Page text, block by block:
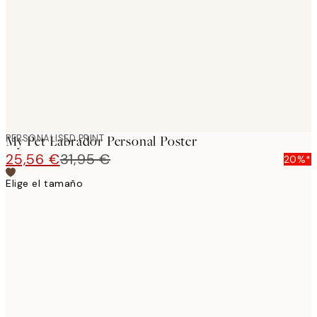
PERSONALISED PRINT
My Pet Labrador Personal Poster
25,56 €31,95 €
20%*
Elige el tamaño